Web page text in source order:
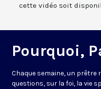
cette vidéo soit
Pourquoi,
Chaque semaine, un prêtre
questions, sur la foi, la vie